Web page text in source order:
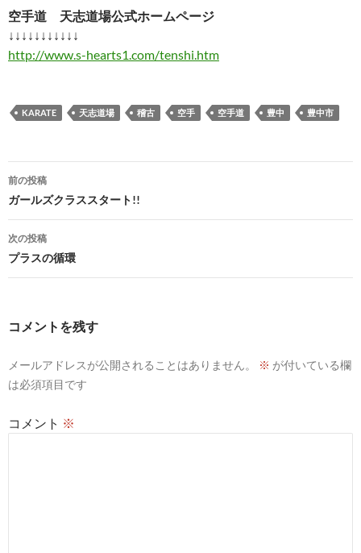
空手道 天志道場公式ホームページ
↓↓↓↓↓↓↓↓↓↓↓
http://www.s-hearts1.com/tenshi.htm
KARATE 天志道場 稽古 空手 空手道 豊中 豊中市
投
稿
ナ
ビ
ゲ
ョ
前の投稿
ガールズクラススタート!!
次の投稿
プラスの循環
コメントを残す
メールアドレスが公開されることはありません。 ※ が付いている欄
は必須項目です
コメント ※